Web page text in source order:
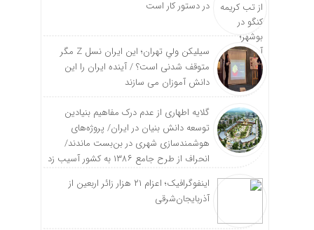
در دستور کار است
سیلیکن ولیِ تهران؛ این ایران نسل Z مگر
متوقف شدنی است؟ / آینده ایران را این
دانش آموزان می سازند
گلایه اطهاری از عدم درک مفاهیم بنیادین
توسعه دانش بنیان در ایران/ پروژه‌های
هوشمندسازی شهری در بن‌بست ماندند/
انحراف از طرح جامع ۱۳۸۶ به کشور آسیب زد
اینفوگرافیک؛ اعزام ۲۱ هزار زائر اربعین از
آذربایجان‌شرقی